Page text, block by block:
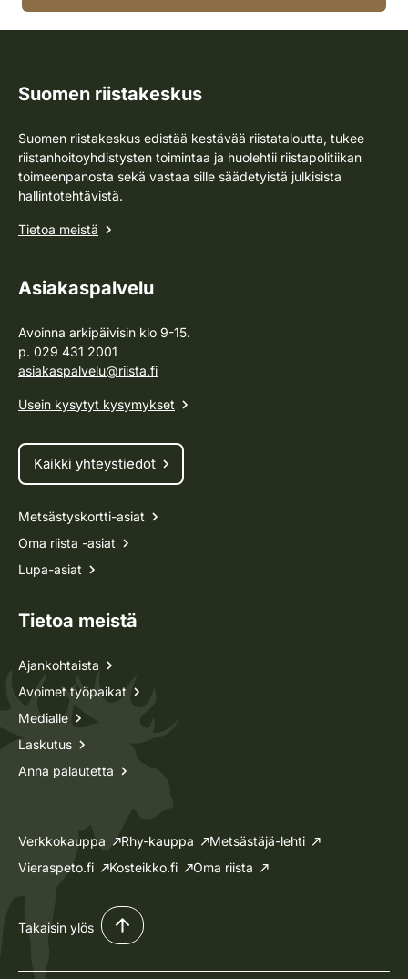
Suomen riistakeskus
Suomen riistakeskus edistää kestävää riistataloutta, tukee
riistanhoitoyhdistysten toimintaa ja huolehtii riistapolitiikan
toimeenpanosta sekä vastaa sille säädetyistä julkisista
hallintotehtävistä.
Tietoa meistä
Asiakaspalvelu
Avoinna arkipäivisin klo 9-15.
p. 029 431 2001
asiakaspalvelu@riista.fi
Usein kysytyt kysymykset
Kaikki yhteystiedot
Metsästyskortti-asiat
Oma riista -asiat
Lupa-asiat
Tietoa meistä
Ajankohtaista
Avoimet työpaikat
Medialle
Laskutus
Anna palautetta
Verkkokauppa Rhy-kauppa
Metsästäjä-lehti
Vieraspeto.fi
Kosteikko.fi Oma riista
Takaisin ylös